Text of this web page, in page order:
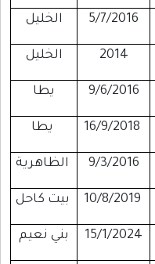
5/7/2016 الخليل
2014 الخليل
9/6/2016 يطا
16/9/2018
9/3/2016
10/8/2019
15/1/2024 بني نعيم